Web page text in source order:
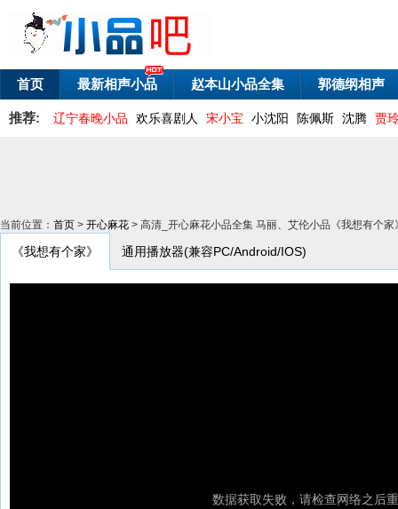
首页 最新相声小品 赵本山小品全集 郭德纲相声
推荐: 辽宁春晚小品 欢乐喜剧人 宋小宝 小沈阳 陈佩斯 沈腾 贾
当前位置： 首页 > 开心麻花 > 高清_开心麻花小品全集 马丽、艾伦小品《我想有个家
《我想有个家》 通用播放器(兼容PC/Android/IOS)